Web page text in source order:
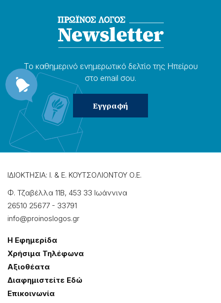
Το καθημερɩνό ενημερωτɩκό δελτίο της Ηπείρου
στο email σου.
ΙΔΙΟΚΤΗΣΙΑ: Ι. & Ε. ΚΟΥΤΣΟΛΙΟΝΤΟΥ Ο.Ε.
Φ. Τζαβέλλα 11Β, 453 33 Ιωάννɩνα
26510 25677 - 33791
info@proinoslogos.gr
Η Εφημερίδα
Χρήσɩμα Τηλέφωνα
Αξɩοθέατα
Δɩαφημɩστείτε Εδώ
Επɩκοɩνωνία